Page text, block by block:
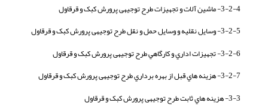
3-2-4- ماشین آلات و تجهیزات طرح توجیهی پرورش کبک و قرقاول
3-2-5- وسايل نقليه و وسايل حمل و نقل طرح توجیهی پرورش کبک و قرقاول
3-2-6- تجهيزات اداري و كارگاهي طرح توجیهی پرورش کبک و قرقاول
3-2-7- هزينه هاي قبل از بهره برداري طرح توجیهی پرورش کبک و قرقاول
3-3- هزينه هاي ثابت طرح توجیهی پرورش کبک و قرقاول